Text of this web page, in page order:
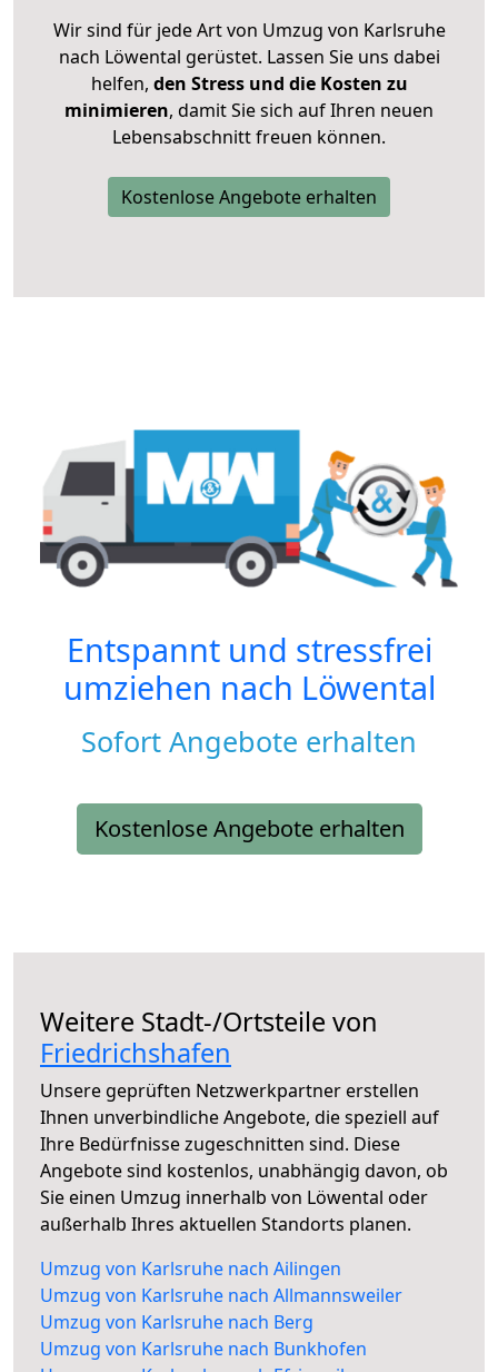
Wir sind für jede Art von Umzug von Karlsruhe
nach Löwental gerüstet. Lassen Sie uns dabei
helfen, den Stress und die Kosten zu
minimieren, damit Sie sich auf Ihren neuen
Lebensabschnitt freuen können.
Kostenlose Angebote erhalten
Entspannt und stressfrei
umziehen nach Löwental
Sofort Angebote erhalten
Kostenlose Angebote erhalten
Weitere Stadt-/Ortsteile von
Friedrichshafen
Unsere geprüften Netzwerkpartner erstellen
Ihnen unverbindliche Angebote, die speziell auf
Ihre Bedürfnisse zugeschnitten sind. Diese
Angebote sind kostenlos, unabhängig davon, ob
Sie einen Umzug innerhalb von Löwental oder
außerhalb Ihres aktuellen Standorts planen.
Umzug von Karlsruhe nach Ailingen
Umzug von Karlsruhe nach Allmannsweiler
Umzug von Karlsruhe nach Berg
Umzug von Karlsruhe nach Bunkhofen